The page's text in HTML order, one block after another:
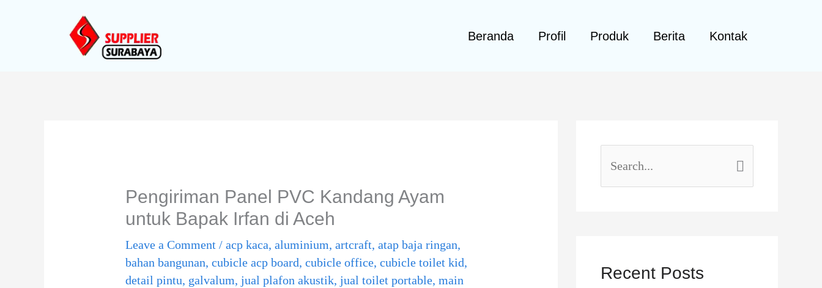
Beranda Profil Produk Berita Kontak
Pengiriman Panel PVC Kandang Ayam
untuk Bapak Irfan di Aceh
Leave a Comment /acp kaca,aluminium,artcraft,atap baja ringan,
bahan bangunan,cubicle acp board,cubicle office,cubicle toilet kid,
detail pintu, galvalum,jual plafon akustik,jual toilet portable,main
c
Recent Posts